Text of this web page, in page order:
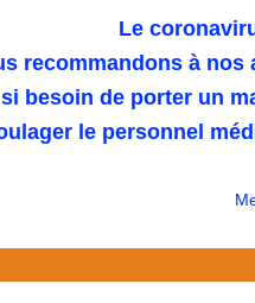
Le
recommandons à nos
besoin de porter un
le personnel